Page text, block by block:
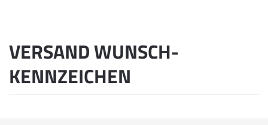
VERSAND WUNSCH­
KENNZEICHEN